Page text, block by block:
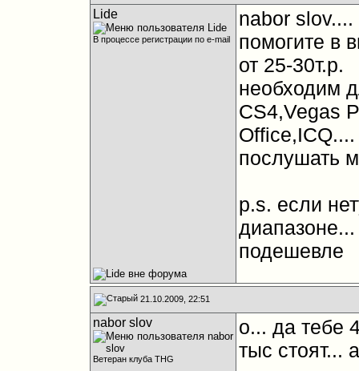
Lide
В процессе регистрации по e-mail
nabor slov....
помогите в
от 25-30т.р.
необходим
CS4,Vegas
Office,ICQ....
послушать
p.s. если
подешевле
21.10.2009, 22:51
nabor slov
Ветеран клуба THG
о... да тебе
тыс стоят...